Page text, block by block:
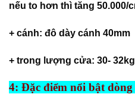
nếu to hơn thì tăng 50.000/
+ cánh: đô dày cánh 40mm
+ trong lượng cửa: 30- 32kg
4: Đặc điểm nổi bật